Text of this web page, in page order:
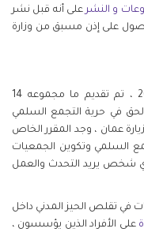
و النشر على أنه قبل نشر
على إذن مسبق من وزارة
خلال الاستعراض الدوري الشامل لعام 2021 ، تم تقديم ما مجموعه 14
في حرية التجمع السلمي
بالفعل في عام 2014 ، بعد زيارة عمان ، وجد المقرر الخاص
السلمي وتكوين الجمعيات
شخص يريد التحدث والعمل
قانون العقوبات في تقلص الحيز المدني داخل
على الأفراد الذين يؤسسون ،